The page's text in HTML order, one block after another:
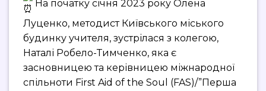
На початку січня 2023 року Олена
Луценко, методист Київського міського
будинку учителя, зустрілася з колегою,
Наталі Робело-Тимченко, яка є
засновницею та керівницею міжнародної
спільноти First Aid of the Soul (FAS)/”Перша